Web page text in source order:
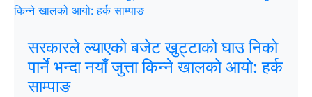
सरकारले ल्याएको बजेट खुट्टाको घाउ निको
पार्ने भन्दा नयाँ जुत्ता किन्ने खालको आयो: हर्क
साम्पाङ